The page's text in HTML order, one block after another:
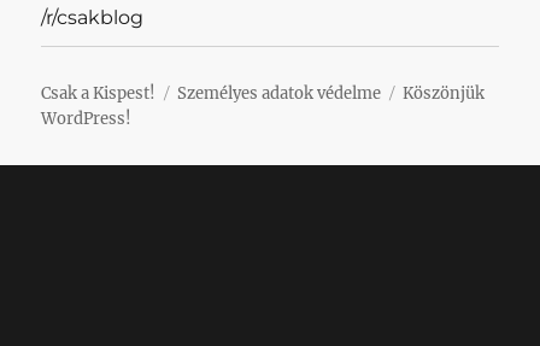
/r/csakblog
Csak a Kispest! Személyes adatok védelme
Köszönjük
WordPress!